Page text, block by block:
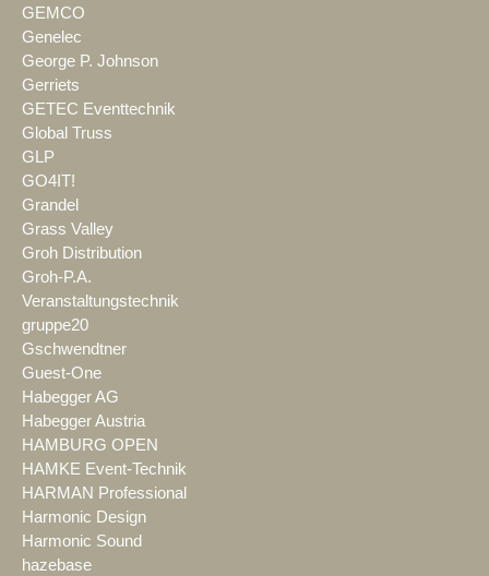
GEMCO
Genelec
George P. Johnson
Gerriets
GETEC Eventtechnik
Global Truss
GLP
GO4IT!
Grandel
Grass Valley
Groh Distribution
Groh-P.A.
Veranstaltungstechnik
gruppe20
Gschwendtner
Guest-One
Habegger AG
Habegger Austria
HAMBURG OPEN
HAMKE Event-Technik
HARMAN Professional
Harmonic Design
Harmonic Sound
hazebase